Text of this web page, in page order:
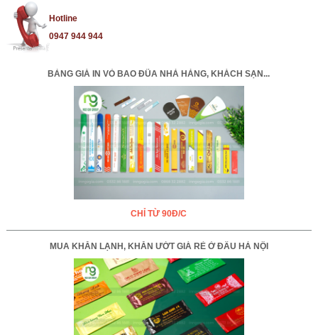
Hotline
0947 944 944
BẢNG GIÁ IN VỎ BAO ĐŨA NHÀ HÀNG, KHÁCH SẠN...
CHỈ TỪ 90Đ/C
MUA KHĂN LẠNH, KHĂN ƯỚT GIÁ RẺ Ở ĐÂU HÀ NỘI